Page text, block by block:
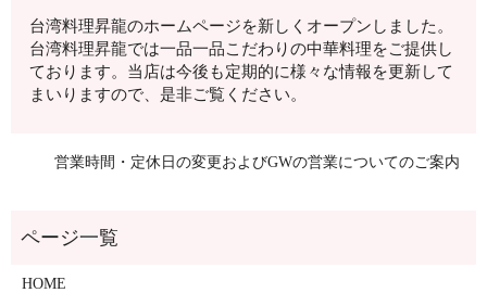
台湾料理昇龍のホームページを新しくオープンしました。
台湾料理昇龍では一品一品こだわりの中華料理をご提供し
ております。当店は今後も定期的に様々な情報を更新して
まいりますので、是非ご覧ください。
営業時間・定休日の変更およびGWの営業についてのご案内
HOME